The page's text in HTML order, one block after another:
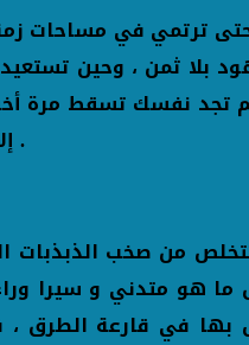
حتى ترتمي في مساحات
بلا ثمن ، وحين
تجد نفسك تسقط مرة
إلا في فراغ غير متناهي .
من صخب الذبذبات
هو متدني و سيرا
بها في قارعة الطرق ،